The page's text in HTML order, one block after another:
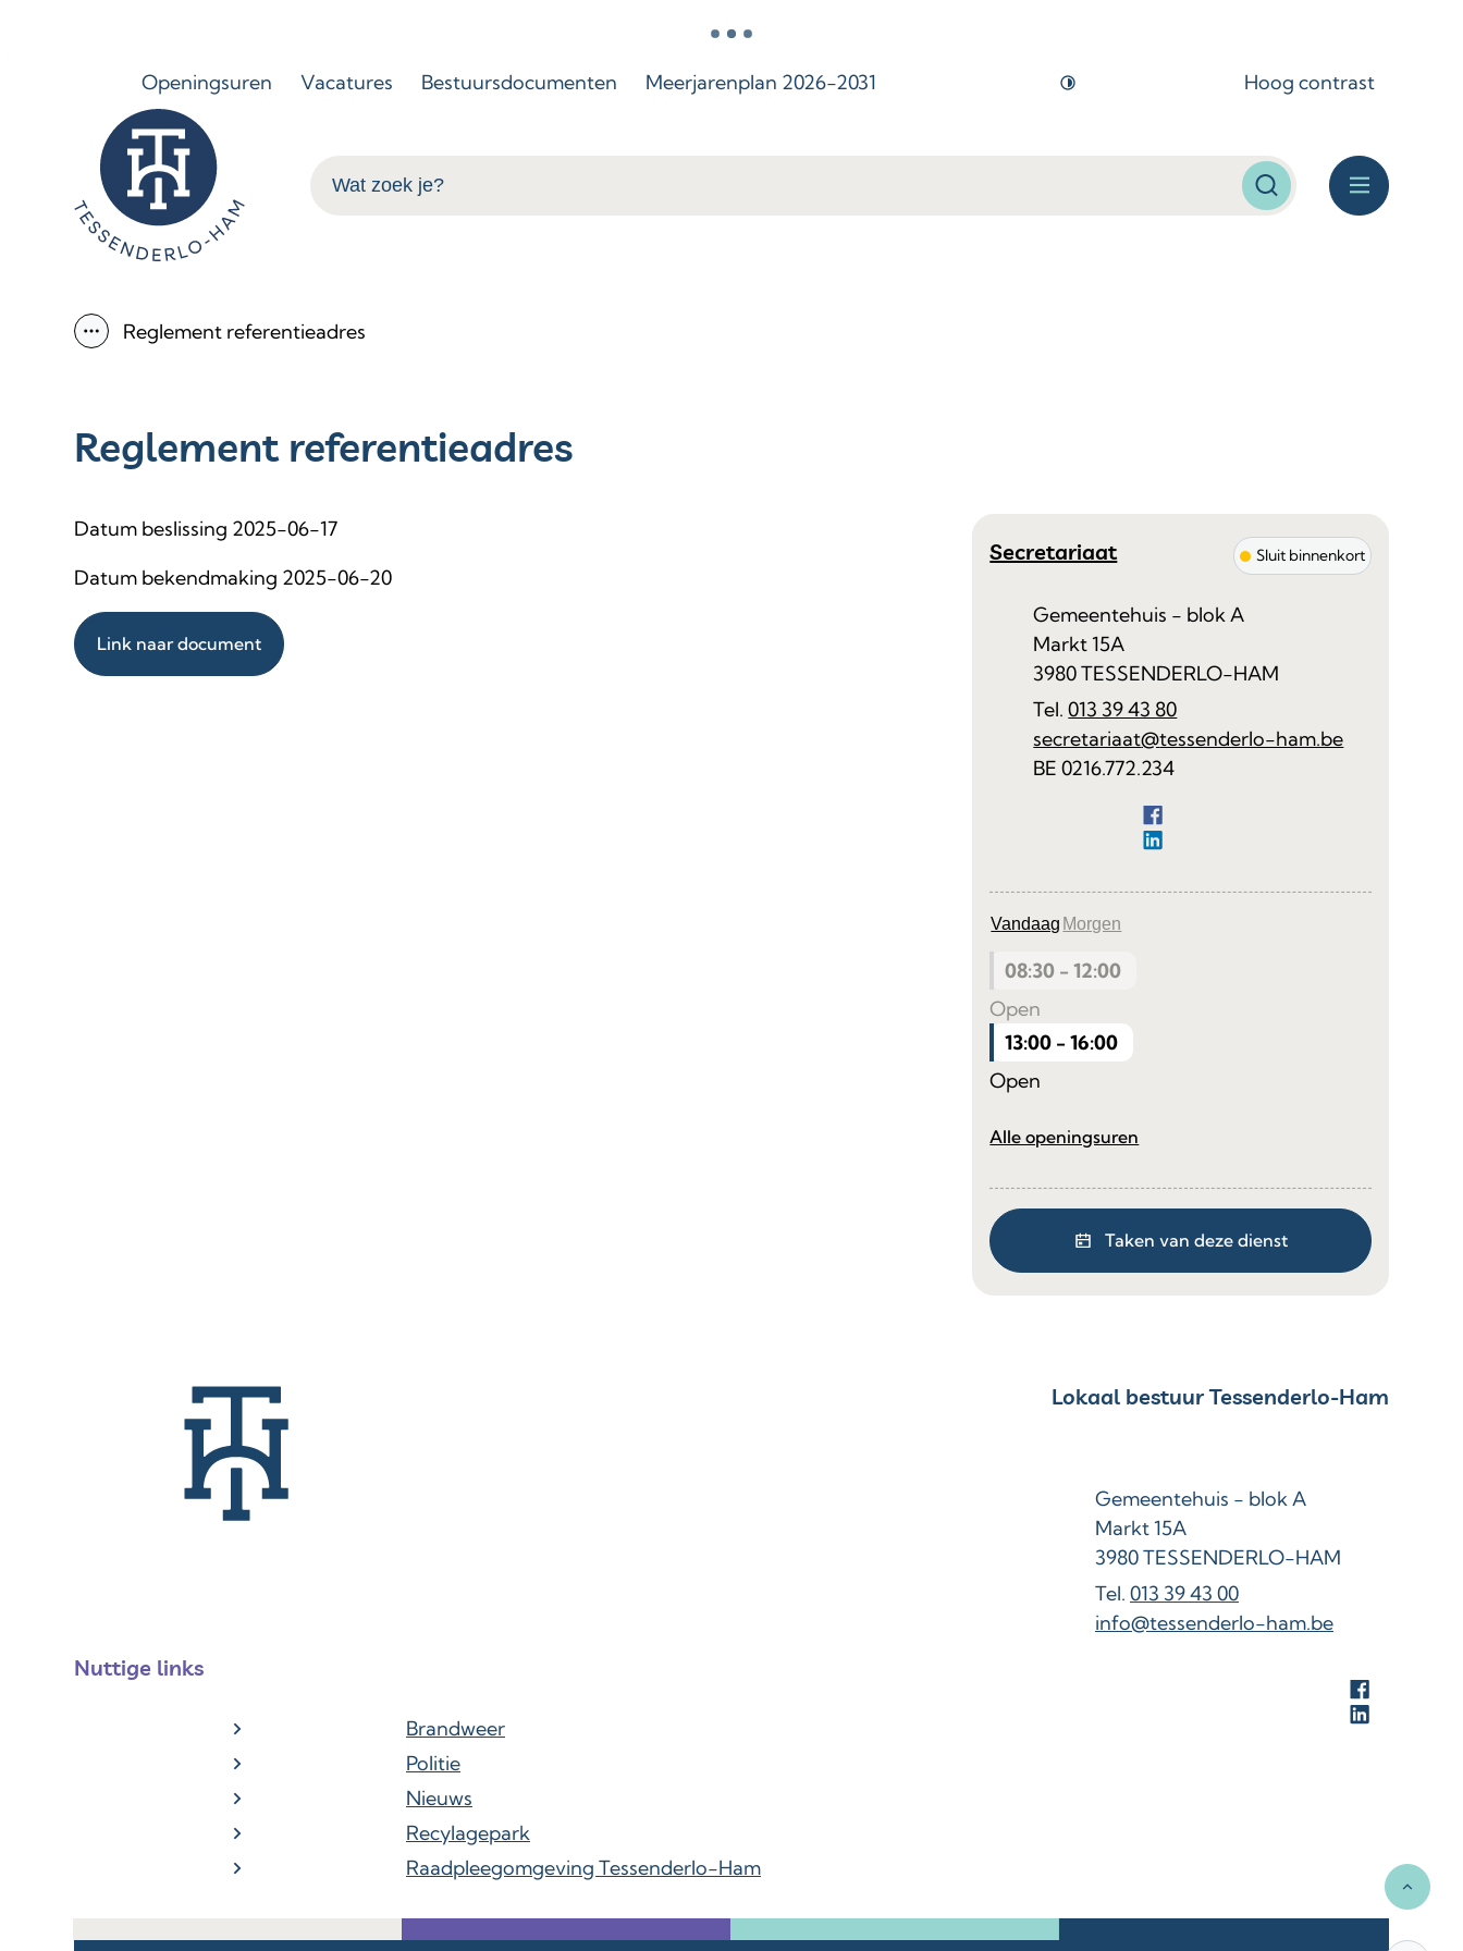
Naar inhoudOpeningsuren Vacatures Bestuursdocumenten Meerjarenplan 2026-2031
Hoog contrast
Tessenderlo-Ham
Zoeken Menu
Toon alle broodkruimel items
Reglement referentieadres
Reglement referentieadres
Datum beslissing 2025-06-17
Datum bekendmaking 2025-06-20
Link naar document
Secretariaat Sluit binnenkort
AdresGemeentehuis - blok A
Markt 15A
,3980TESSENDERLO-HAM
013 39 43 80
E-mailsecretariaat@tessenderlo-ham.be
Ondernemingsnummer
BE 0216.772.234
Secretariaat
Secretariaat
Vandaag Morgen
08:30 - 12:00
Open
13:00 -16:00
Open
Alle openingsuren
Taken van deze dienst
Contact & openingsuren
Lokaal bestuur Tessenderlo-Ham
AdresGemeentehuis - blok A
Markt 15A
,3980TESSENDERLO-HAM
013 39 43 00
E-mailinfo@tessenderlo-ham.be
Nuttige links
Brandweer
Politie
Nieuws
Recylagepark
Raadpleegomgeving Tessenderlo-Ham
Facebook
LinkedIn
Naar